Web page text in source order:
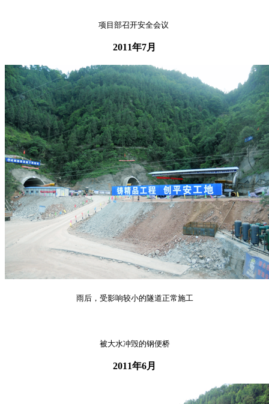
项目部召开安全会议
2011年7月
雨后，受影响较小的隧道正常施工
被大水冲毁的钢便桥
2011年6月